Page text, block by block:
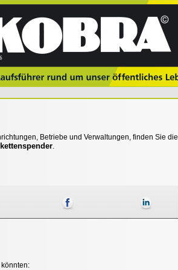
Betriebe und Verwaltungen, finden Sie die
.